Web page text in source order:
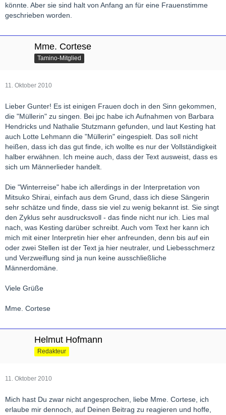
könnte. Aber sie sind halt von Anfang an für eine Frauenstimme
geschrieben worden.
Mme. Cortese
Tamino-Mitglied
11. Oktober 2010
Lieber Gunter! Es ist einigen Frauen doch in den Sinn gekommen,
die "Müllerin" zu singen. Bei jpc habe ich Aufnahmen von Barbara
Hendricks und Nathalie Stutzmann gefunden, und laut Kesting hat
auch Lotte Lehmann die "Müllerin" eingespielt. Das soll nicht
heißen, dass ich das gut finde, ich wollte es nur der Vollständigkeit
halber erwähnen. Ich meine auch, dass der Text ausweist, dass es
sich um Männerlieder handelt.
Die "Winterreise" habe ich allerdings in der Interpretation von
Mitsuko Shirai, einfach aus dem Grund, dass ich diese Sängerin
sehr schätze und finde, dass sie viel zu wenig bekannt ist. Sie singt
den Zyklus sehr ausdrucksvoll - das finde nicht nur ich. Lies mal
nach, was Kesting darüber schreibt. Auch vom Text her kann ich
mich mit einer Interpretin hier eher anfreunden, denn bis auf ein
oder zwei Stellen ist der Text ja hier neutraler, und Liebesschmerz
und Verzweiflung sind ja nun keine ausschließliche
Männerdomäne.
Viele Grüße
Mme. Cortese
Helmut Hofmann
Redakteur
11. Oktober 2010
Mich hast Du zwar nicht angesprochen, liebe Mme. Cortese, ich
erlaube mir dennoch, auf Deinen Beitrag zu reagieren und hoffe,